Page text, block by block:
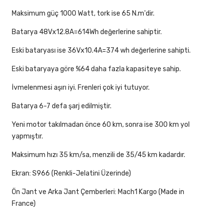
Maksimum güç 1000 Watt, tork ise 65 N.m'dir.
Batarya 48Vx12.8A=614Wh değerlerine sahiptir.
Eski bataryası ise 36Vx10.4A=374 wh değerlerine sahipti.
Eski bataryaya göre %64 daha fazla kapasiteye sahip.
İvmelenmesi aşırı iyi. Frenleri çok iyi tutuyor.
Batarya 6-7 defa şarj edilmiştir.
Yeni motor takılmadan önce 60 km, sonra ise 300 km yol
yapmıştır.
Maksimum hızı 35 km/sa, menzili de 35/45 km kadardır.
Ekran: S966 (Renkli-Jelatini Üzerinde)
Ön Jant ve Arka Jant Çemberleri: Mach1 Kargo (Made in
France)